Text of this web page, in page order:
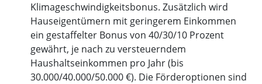
Klimageschwindigkeitsbonus. Zusätzlich wird
Hauseigentümern mit geringerem Einkommen
ein gestaffelter Bonus von 40/30/10 Prozent
gewährt, je nach zu versteuerndem
Haushaltseinkommen pro Jahr (bis
30.000/40.000/50.000 €). Die Förderoptionen sind